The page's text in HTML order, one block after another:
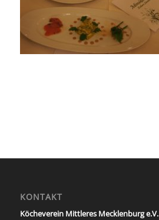
KONTAKT
Köcheverein Mittleres Mecklenburg e.V.